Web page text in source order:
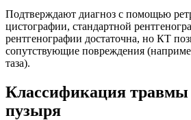
Подтверждают диагноз с помощью
цистографии, стандартной
рентгенографии достаточна, но КТ
сопутствующие повреждения
таза).
Классификация травмы
пузыря